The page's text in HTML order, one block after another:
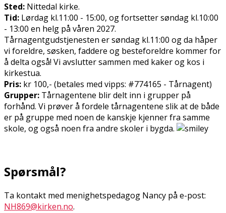
Sted: Nittedal kirke.
Tid: Lørdag kl.11:00 - 15:00, og fortsetter søndag kl.10:00
- 13:00 en helg på våren 2027.
Tårnagentgudstjenesten er søndag kl.11:00 og da håper
vi foreldre, søsken, faddere og besteforeldre kommer for
å delta også! Vi avslutter sammen med kaker og kos i
kirkestua.
Pris: kr 100,- (betales med vipps: #774165 - Tårnagent)
Grupper: Tårnagentene blir delt inn i grupper på
forhånd. Vi prøver å fordele tårnagentene slik at de både
er på gruppe med noen de kanskje kjenner fra samme
skole, og også noen fra andre skoler i bygda.
Spørsmål?
Ta kontakt med menighetspedagog Nancy på e-post:
NH869@kirken.no.